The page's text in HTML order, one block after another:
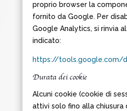
proprio browser la
fornito da Google. Per
Google Analytics, si rinvia
indicato:
https://tools.google.com/
Durata dei cookie
Alcuni cookie (cookie di
attivi solo fino alla chiusura